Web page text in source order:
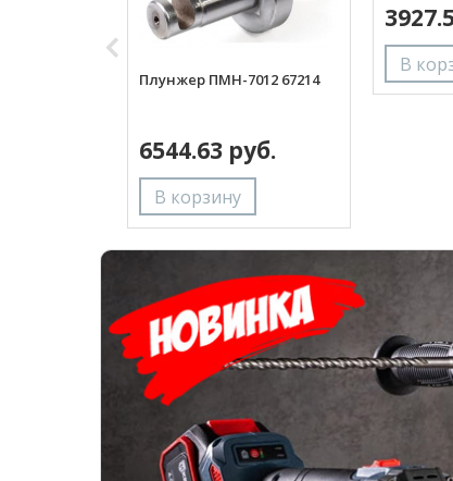
Плунжер ПМН-7012 67214
6544.63 руб.